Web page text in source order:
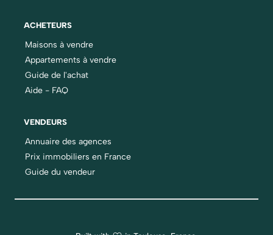
ACHETEURS
Maisons à vendre
Appartements à vendre
Guide de l'achat
Aide - FAQ
VENDEURS
Annuaire des agences
Prix immobiliers en France
Guide du vendeur